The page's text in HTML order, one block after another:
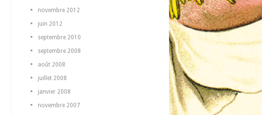
novembre 2012
juin 2012
septembre 2010
septembre 2008
août 2008
juillet 2008
janvier 2008
novembre 2007